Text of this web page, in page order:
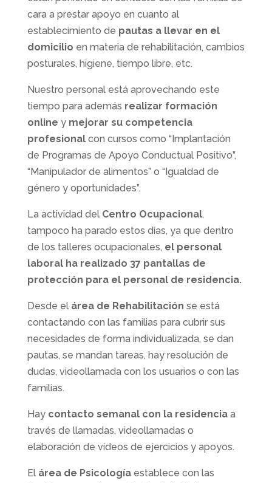
cara a prestar apoyo en cuanto al
establecimiento de pautas a llevar en el
domicilio en materia de rehabilitación, cambios
posturales, higiene, tiempo libre, etc.
Nuestro personal está aprovechando este
tiempo para además realizar formación
online y mejorar su competencia
profesionalcon cursos como “Implantación
de Programas de Apoyo Conductual Positivo”,
“Manipulador de alimentos” o “Igualdad de
género y oportunidades”.
La actividad del Centro Ocupacional,
tampoco ha parado estos días, ya que dentro
de los talleres ocupacionales, el personal
laboral ha realizado 37 pantallas de
protección para el personal de residencia.
Desde el área de Rehabilitación se está
contactando con las familias para cubrir sus
necesidades de forma individualizada, se dan
pautas, se mandan tareas, hay resolución de
dudas, videollamada con los usuarios o con las
familias.
Hay contacto semanal con la residenciaa
través de llamadas, videollamadas o
elaboración de vídeos de ejercicios y apoyos.
El área de Psicologíaestablece con las